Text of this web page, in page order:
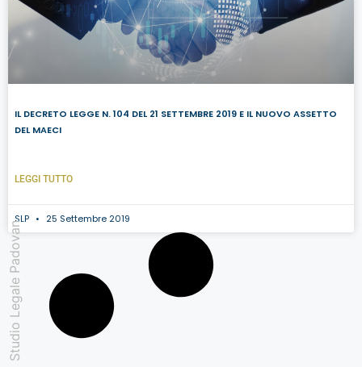
Studio Legale Padovan
IL DECRETO LEGGE N. 104 DEL 21 SETTEMBRE 2019 E IL NUOVO ASSETTO
DEL MAECI
LEGGI TUTTO
SLP 25 Settembre 2019